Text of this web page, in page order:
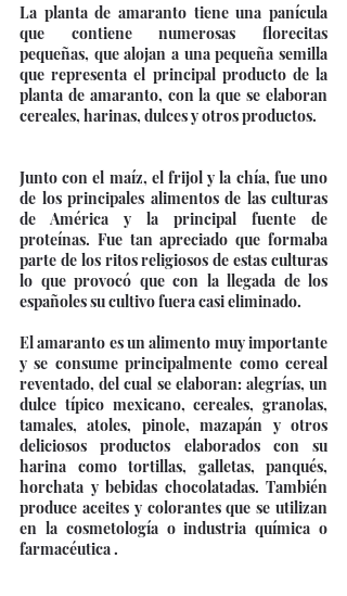
La planta de amaranto tiene una panícula
que contiene numerosas florecitas
pequeñas, que alojan a una pequeña semilla
que representa el principal producto de la
planta de amaranto, con la que se elaboran
cereales, harinas, dulces y otros productos.
Junto con el maíz, el frijol y la chía, fue uno
de los principales alimentos de las culturas
de América y la principal fuente de
proteínas. Fue tan apreciado que formaba
parte de los ritos religiosos de estas culturas
lo que provocó que con la llegada de los
españoles su cultivo fuera casi eliminado.
El amaranto es un alimento muy importante
y se consume principalmente como cereal
reventado, del cual se elaboran: alegrías, un
dulce típico mexicano, cereales, granolas,
tamales, atoles, pinole, mazapán y otros
deliciosos productos elaborados con su
harina como tortillas, galletas, panqués,
horchata y bebidas chocolatadas. También
produce aceites y colorantes que se utilizan
en la cosmetología o industria química o
farmacéutica .